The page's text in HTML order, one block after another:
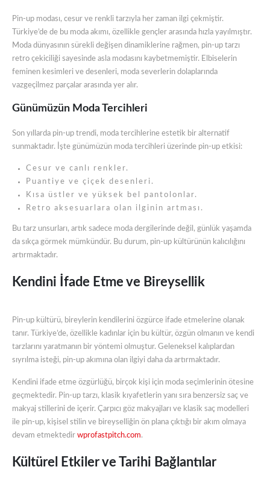
Pin-up modası, cesur ve renkli tarzıyla her zaman ilgi çekmiştir.
Türkiye’de de bu moda akımı, özellikle gençler arasında hızla yayılmıştır.
Moda dünyasının sürekli değişen dinamiklerine rağmen, pin-up tarzı
retro çekiciliği sayesinde asla modasını kaybetmemiştir. Elbiselerin
feminen kesimleri ve desenleri, moda severlerin dolaplarında
vazgeçilmez parçalar arasında yer alır.
Günümüzün Moda Tercihleri
Son yıllarda pin-up trendi, moda tercihlerine estetik bir alternatif
sunmaktadır. İşte günümüzün moda tercihleri üzerinde pin-up etkisi:
Cesur ve canlı renkler.
Puantiye ve çiçek desenleri.
Kısa üstler ve yüksek bel pantolonlar.
Retro aksesuarlara olan ilginin artması.
Bu tarz unsurları, artık sadece moda dergilerinde değil, günlük yaşamda
da sıkça görmek mümkündür. Bu durum, pin-up kültürünün kalıcılığını
artırmaktadır.
Kendini İfade Etme ve Bireysellik
Pin-up kültürü, bireylerin kendilerini özgürce ifade etmelerine olanak
tanır. Türkiye’de, özellikle kadınlar için bu kültür, özgün olmanın ve kendi
tarzlarını yaratmanın bir yöntemi olmuştur. Geleneksel kalıplardan
sıyrılma isteği, pin-up akımına olan ilgiyi daha da artırmaktadır.
Kendini ifade etme özgürlüğü, birçok kişi için moda seçimlerinin ötesine
geçmektedir. Pin-up tarzı, klasik kıyafetlerin yanı sıra benzersiz saç ve
makyaj stillerini de içerir. Çarpıcı göz makyajları ve klasik saç modelleri
ile pin-up, kişisel stilin ve bireyselliğin ön plana çıktığı bir akım olmaya
devam etmektedir wprofastpitch.com.
Kültürel Etkiler ve Tarihi Bağlantılar